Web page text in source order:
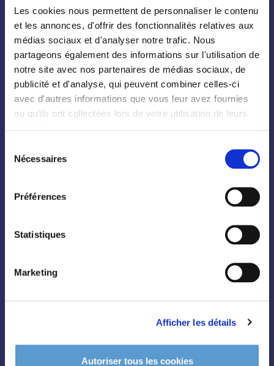
Les cookies nous permettent de personnaliser le contenu
et les annonces, d'offrir des fonctionnalités relatives aux
médias sociaux et d'analyser notre trafic. Nous
partageons également des informations sur l'utilisation de
notre site avec nos partenaires de médias sociaux, de
publicité et d'analyse, qui peuvent combiner celles-ci
avec d'autres informations que vous leur avez fournies
ou qu'ils ont collectées lors de votre utilisation de leurs
Nécessaires
Préférences
Statistiques
Marketing
Afficher les détails
Autoriser tous les cookies
Arbres
Arbustes
Palmiers
Bambous
Fruitiers
Conifères
Topiaire
Outils et accessoires